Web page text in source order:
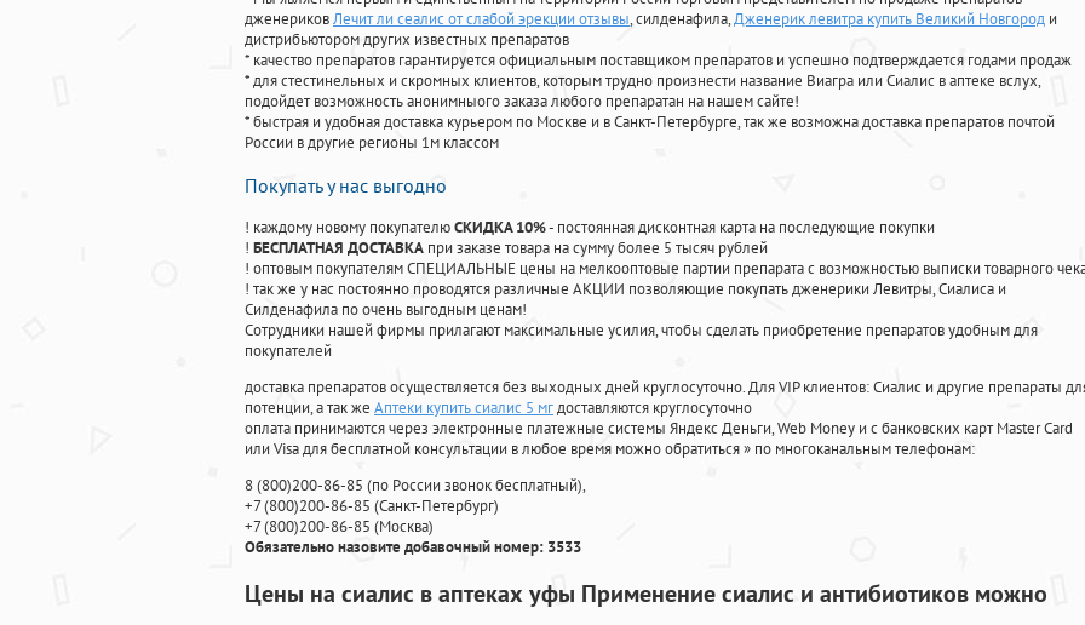
дженериковЛечит ли сеалис от слабой эрекции отзывы, силденафила,Дженерик левитра купить Великий Новгород и
дистрибьютором других известных препаратов
* качество препаратов гарантируется официальным поставщиком препаратов и успешно подтверждается годами продаж
* для стестинельных и скромных клиентов, которым трудно произнести название Виагра или Сиалис в аптеке вслух,
подойдет возможность анонимныого заказа любого препаратан на нашем сайте!
* быстрая и удобная доставка курьером по Москве и в Санкт-Петербурге, так же возможна доставка препаратов почтой
России в другие регионы 1м классом
Покупать у нас выгодно
! каждому новому покупателюСКИДКА 10%- постоянная дисконтная карта на последующие покупки
! БЕСПЛАТНАЯ ДОСТАВКА при заказе товара на сумму более 5 тысяч рублей
! оптовым покупателям СПЕЦИАЛЬНЫЕ цены на мелкооптовые партии препарата с возможностью выписки товарного
! так же у нас постоянно проводятся различные АКЦИИ позволяющие покупать дженерики Левитры, Сиалиса и
Силденафила по очень выгодным ценам!
Cотрудники нашей фирмы прилагают максимальные усилия, чтобы сделать приобретение препаратов удобным для
покупателей
доставка препаратов осуществляется без выходных дней круглосуточно. Для VIP клиентов: Сиалис и другие препараты
потенции, а так же Аптеки купить сиалис 5 мгдоставляются круглосуточно
оплата принимаются через электронные платежные системы Яндекс Деньги, Web Money и с банковских карт Master Card
или Visa для бесплатной консультации в любое время можно обратиться» по многоканальным телефонам:
8(800)200-86-85 (по России звонок бесплатный),
+7(800)200-86-85 (Санкт-Петербург)
+7(800)200-86-85 (Москва)
Обязательно назовите добавочный номер: 3533
Цены на сиалис в аптеках уфы Применение сиалис и антибиотиков можно